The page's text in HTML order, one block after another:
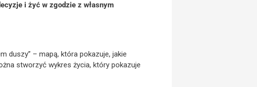
i żyć w zgodzie z własnym
duszy” – mapą, która pokazuje, jakie
stworzyć wykres życia, który pokazuje